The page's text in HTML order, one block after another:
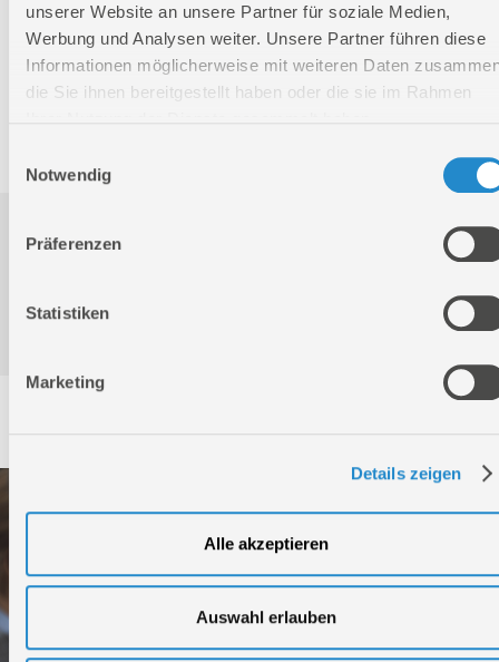
unserer Website an unsere Partner für soziale Medien,
Werbung und Analysen weiter. Unsere Partner führen diese
Informationen möglicherweise mit weiteren Daten
die Sie ihnen bereitgestellt haben oder die sie im Rahmen
Notwendig
Präferenzen
Statistiken
Marketing
Details zeigen
Alle akzeptieren
Auswahl erlauben
Nettogewicht:
0,2 kg
Bruttogewicht:
0,21 kg
GTIN:
4015671969668
Produktinformation